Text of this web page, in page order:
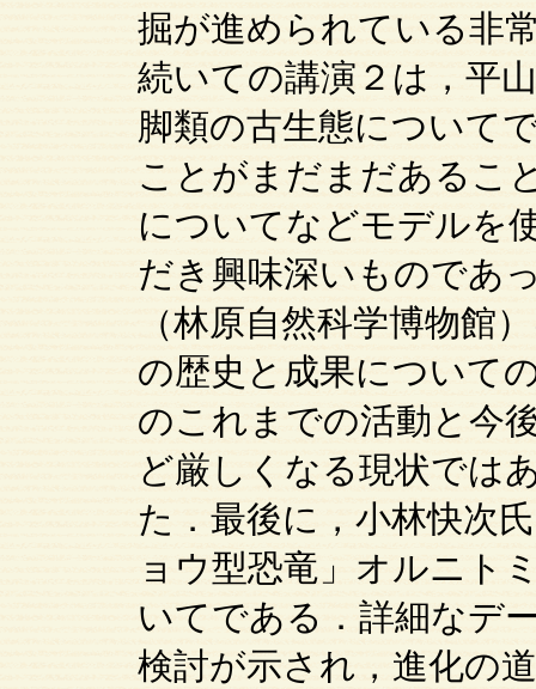
掘が進められている非
続いての講演２は，平
脚類の古生態について
ことがまだまだあるこ
についてなどモデルを
だき興味深いものであ
（林原自然科学博物館
の歴史と成果について
のこれまでの活動と今
ど厳しくなる現状では
た．最後に，小林快次
ョウ型恐竜」オルニト
いてである．詳細なデ
検討が示され，進化の